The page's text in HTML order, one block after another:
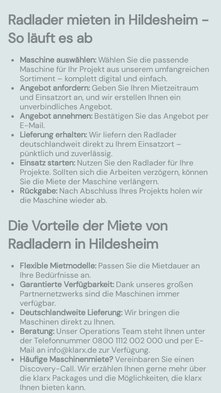
Radlader mieten in Hildesheim -
So läuft es ab
Maschine auswählen:Wählen Sie die passende
Maschine für Ihr Projekt aus unserem umfangreichen
Sortiment – komplett digital und einfach.
Angebot anfordern: Geben Sie Ihren Mietzeitraum
und Einsatzort an, und wir erstellen Ihnen ein
unverbindliches Angebot.
Angebot annehmen: Bestätigen Sie das Angebot per
E-Mail.
Lieferung erhalten:Wir liefern den Radlader
deutschlandweit direkt zu Ihrem Einsatzort –
pünktlich und zuverlässig.
Einsatz starten: Nutzen Sie den Radlader für Ihre
Projekte. Sollten sich die Arbeiten verzögern, können
Sie die Miete der Maschine verlängern.
Rückgabe: Nach Abschluss Ihres Projekts holen wir
die Maschine wieder ab.
Die Vorteile der Miete von
Radladern in Hildesheim
Flexible Mietmodelle: Passen Sie die Mietdauer an
Ihre Bedürfnisse an.
Garantierte Verfügbarkeit: Dank unseres großen
Partnernetzwerks sind die Maschinen immer
verfügbar.
Deutschlandweite Lieferung:Wir bringen die
Maschinen direkt zu Ihnen.
Beratung: Unser Operations Team steht Ihnen unter
der Telefonnummer 0800 1112 002 000 und per E-
Mail an info@klarx.dezur Verfügung.
Häufige Maschinenmiete?Vereinbaren Sie einen
Discovery-Call. Wir erzählen Ihnen gerne mehr über
die klarx Packages und die Möglichkeiten, die klarx
Ihnen bieten kann.